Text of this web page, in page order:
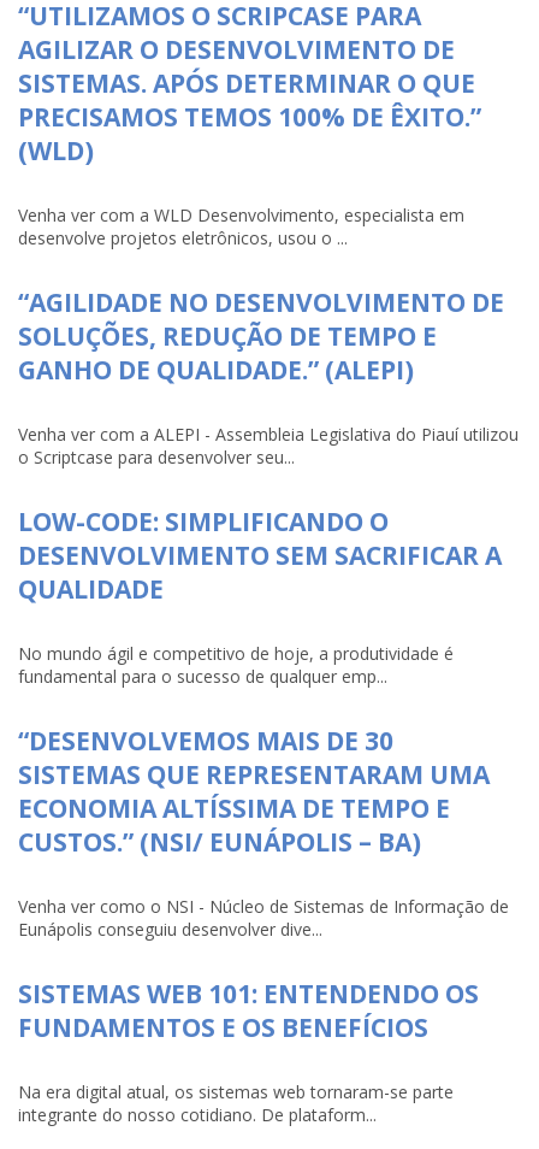
“UTILIZAMOS O SCRIPCASE PARA
AGILIZAR O DESENVOLVIMENTO DE
SISTEMAS. APÓS DETERMINAR O QUE
PRECISAMOS TEMOS 100% DE ÊXITO.”
(WLD)
Venha ver com a WLD Desenvolvimento, especialista em
desenvolve projetos eletrônicos, usou o ...
“AGILIDADE NO DESENVOLVIMENTO DE
SOLUÇÕES, REDUÇÃO DE TEMPO E
GANHO DE QUALIDADE.” (ALEPI)
Venha ver com a ALEPI - Assembleia Legislativa do Piauí utilizou
o Scriptcase para desenvolver seu...
LOW-CODE: SIMPLIFICANDO O
DESENVOLVIMENTO SEM SACRIFICAR A
QUALIDADE
No mundo ágil e competitivo de hoje, a produtividade é
fundamental para o sucesso de qualquer emp...
“DESENVOLVEMOS MAIS DE 30
SISTEMAS QUE REPRESENTARAM UMA
ECONOMIA ALTÍSSIMA DE TEMPO E
CUSTOS.” (NSI/ EUNÁPOLIS – BA)
Venha ver como o NSI - Núcleo de Sistemas de Informação de
Eunápolis conseguiu desenvolver dive...
SISTEMAS WEB 101: ENTENDENDO OS
FUNDAMENTOS E OS BENEFÍCIOS
Na era digital atual, os sistemas web tornaram-se parte
integrante do nosso cotidiano. De plataform...